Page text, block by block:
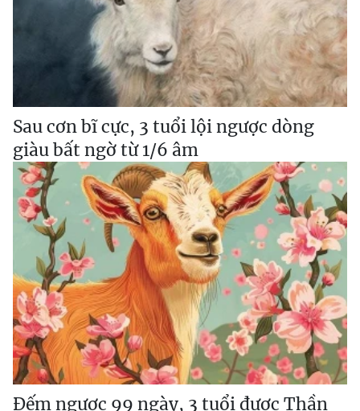
Sau cơn bĩ cực, 3 tuổi lội ngược dòng
giàu bất ngờ từ 1/6 âm
Đếm ngược 99 ngày, 3 tuổi được Thần